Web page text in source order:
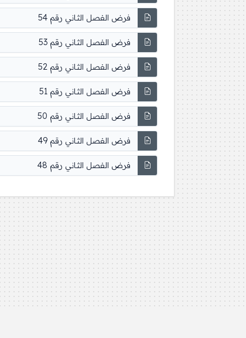
فرض الفصل الثاني رقم 54
فرض الفصل الثاني رقم 53
فرض الفصل الثاني رقم 52
فرض الفصل الثاني رقم 51
فرض الفصل الثاني رقم 50
فرض الفصل الثاني رقم 49
فرض الفصل الثاني رقم 48